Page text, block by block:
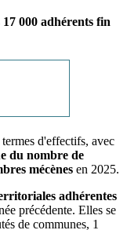
000 adhérents fin
d'effectifs, avec
du nombre de
mécènes en 2025.
adhérentes
précédente. Elles se
de communes, 1